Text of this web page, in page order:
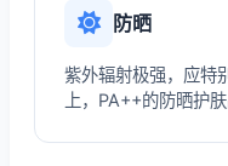
防晒
紫外辐射极强，应特
上，PA++的防晒护